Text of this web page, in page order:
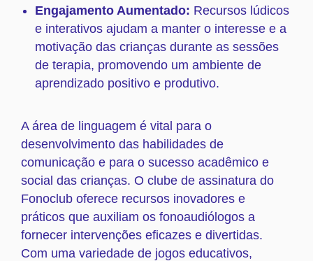
Engajamento Aumentado: Recursos lúdicos
e interativos ajudam a manter o interesse e a
motivação das crianças durante as sessões
de terapia, promovendo um ambiente de
aprendizado positivo e produtivo.
A área de linguagem é vital para o
desenvolvimento das habilidades de
comunicação e para o sucesso acadêmico e
social das crianças. O clube de assinatura do
Fonoclub oferece recursos inovadores e
práticos que auxiliam os fonoaudiólogos a
fornecer intervenções eficazes e divertidas.
Com uma variedade de jogos educativos,